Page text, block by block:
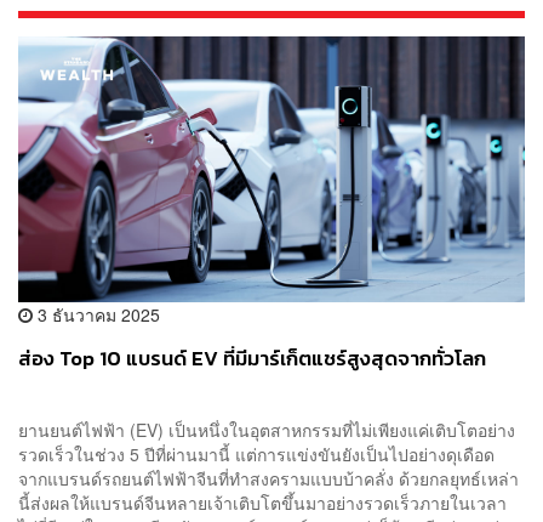
3 ธันวาคม 2025
ส่อง Top 10 แบรนด์ EV ที่มีมาร์เก็ตแชร์สูงสุดจากทั่วโลก
ยานยนต์ไฟฟ้า (EV) เป็นหนึ่งในอุตสาหกรรมที่ไม่เพียงแค่เติบโตอย่าง
รวดเร็วในช่วง 5 ปีที่ผ่านมานี้ แต่การแข่งขันยังเป็นไปอย่างดุเดือด
จากแบรนด์รถยนต์ไฟฟ้าจีนที่ทำสงครามแบบบ้าคลั่ง ด้วยกลยุทธ์เหล่า
นี้ส่งผลให้แบรนด์จีนหลายเจ้าเติบโตขึ้นมาอย่างรวดเร็วภายในเวลา